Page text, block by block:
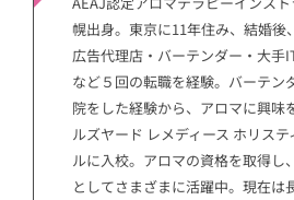
幌出身。東京に11年住み、結婚後
広告代理店・バーテンダー・大手
など５回の転職を経験。バーテン
院をした経験から、アロマに興味
ルズヤード レメディース ホリス
ルに入校。アロマの資格を取得し
としてさまざまに活躍中。現在は